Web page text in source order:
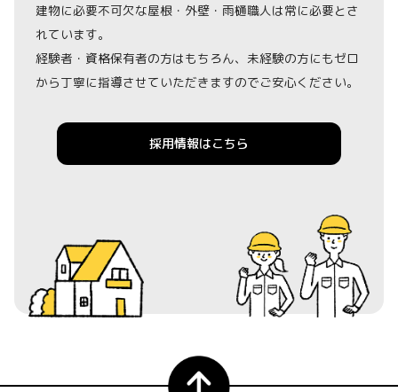
建物に必要不可欠な屋根・外壁・雨樋職人は常に必要とさ
れています。
経験者・資格保有者の方はもちろん、未経験の方にもゼロ
から丁寧に指導させていただきますのでご安心ください。
採用情報はこちら